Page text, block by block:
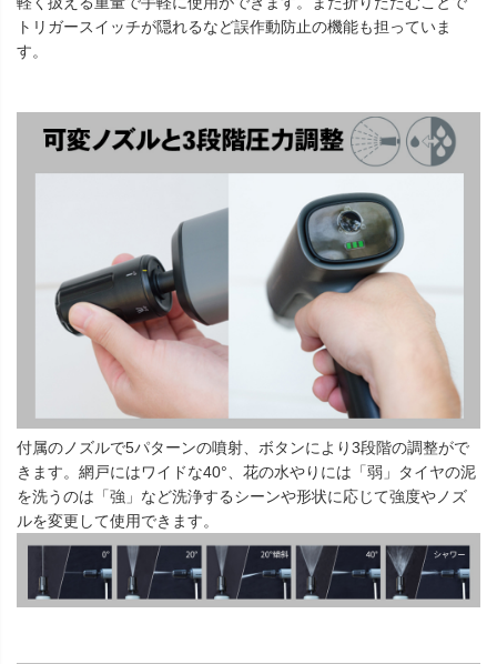
トリガースイッチが隠れるなど誤作動防止の機能も担っていま
す。
付属のノズルで5パターンの噴射、ボタンにより3段階の調整がで
きます。網戸にはワイドな40°、花の水やりには「弱」タイヤの泥
を洗うのは「強」など洗浄するシーンや形状に応じて強度やノズ
ルを変更して使用できます。